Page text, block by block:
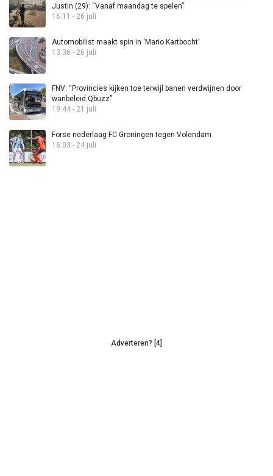
Justin (29): “Vanaf maandag te spelen”
16:11 - 26 juli
Automobilist maakt spin in ‘Mario Kartbocht’
13:36 - 26 juli
FNV: “Provincies kijken toe terwijl banen verdwijnen door
wanbeleid Qbuzz”
19:44 - 21 juli
Forse nederlaag FC Groningen tegen Volendam
16:03 - 24 juli
Adverteren? [4]